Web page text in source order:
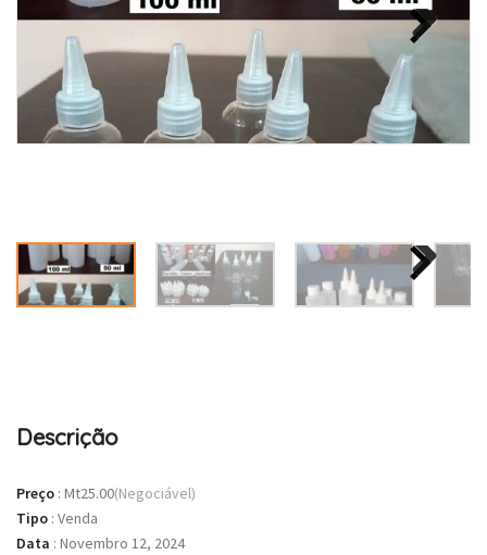
Descrição
Preço : Mt25.00(Negociável)
Tipo : Venda
Data : Novembro 12, 2024